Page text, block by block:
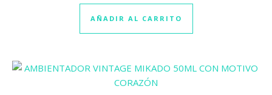
2.85
de 5
AÑADIR AL CARRITO